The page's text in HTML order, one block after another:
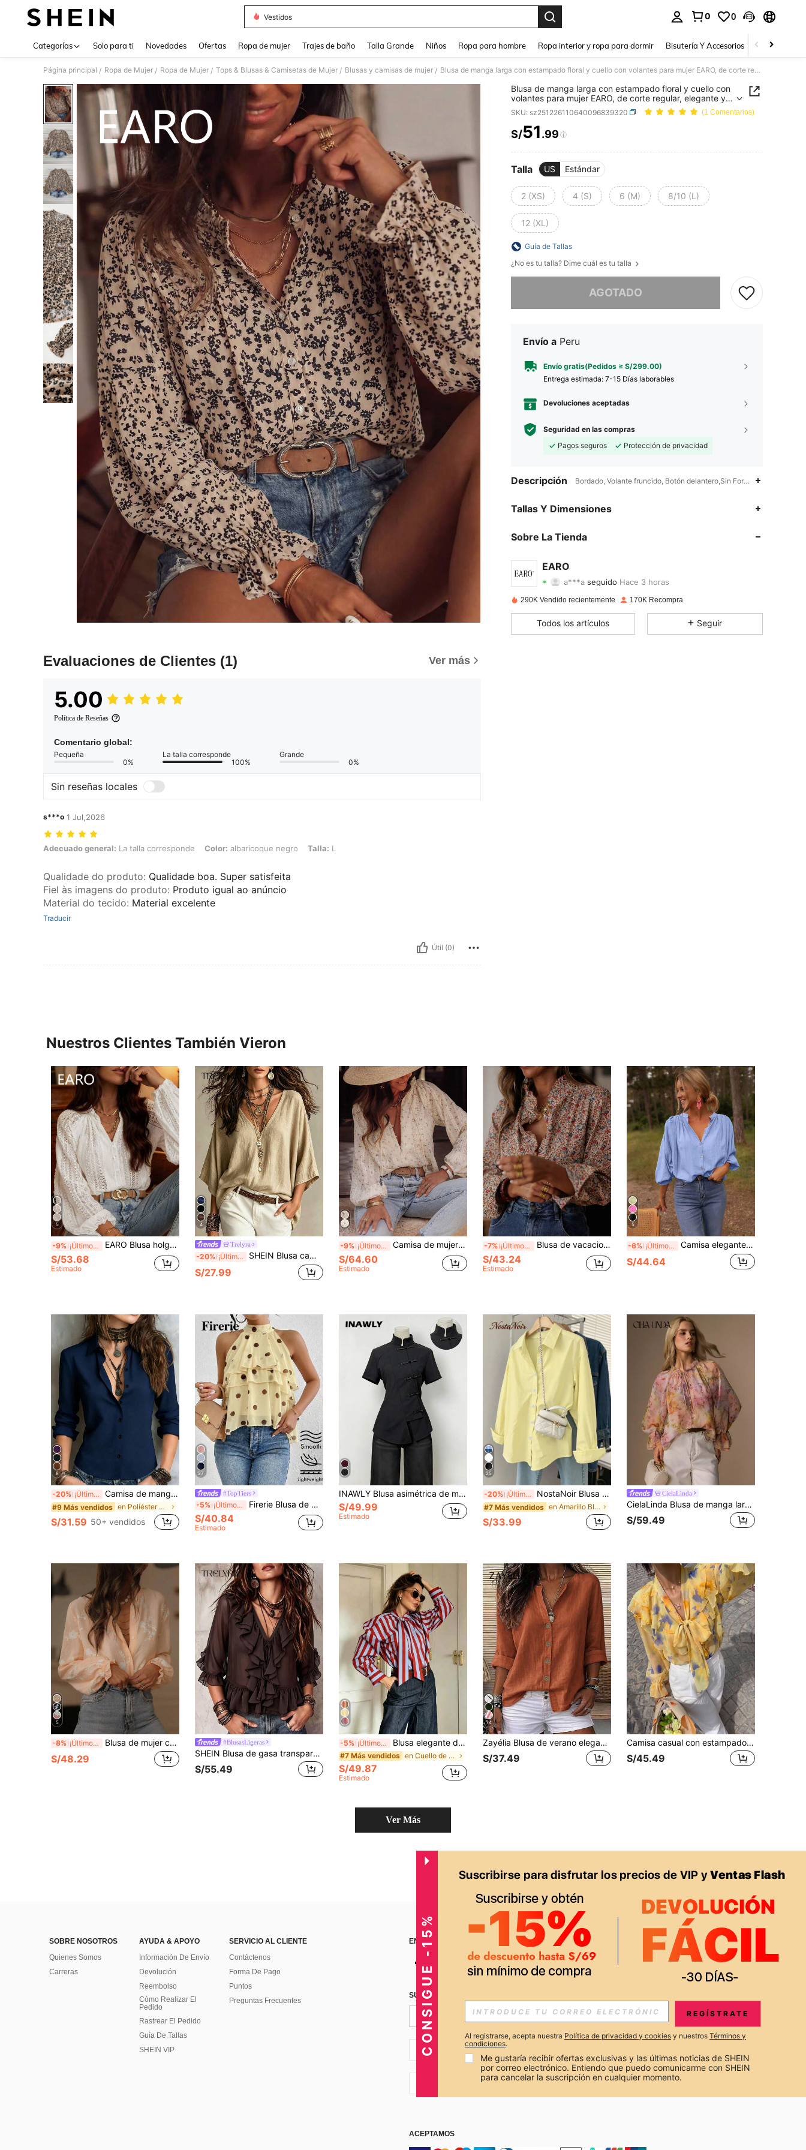
Vestidos
0 0
Categorías Solo para ti Novedades Ofertas Ropa de mujer Trajes de baño Talla Grande Niños Ropa para hombre Ropa interior y ropa para dormir Bisutería Y Accesorios Zapatos
Página principal / Ropa de Mujer / Ropa de Mujer / Tops & Blusas & Camisetas de Mujer / Blusas y camisas de mujer / Blusa de manga larga con estampado floral y cuello con volantes para mujer EARO, de corte regular, elegante y versátil para vacaciones
Evaluaciones de Clientes (1) Ver más
5.00
Política de Reseñas
Comentario global:
Pequeña
0%
La talla corresponde
100%
Grande
0%
Sin reseñas locales
s***o 1 Jul,2026
Adecuado general: La talla corresponde, Color: albaricoque negro, Talla: L
Adecuado general: La talla corresponde Color: albaricoque negro Talla: L
Qualidade do produto: Qualidade boa. Super satisfeita
Fiel às imagens do produto: Produto igual ao anúncio
Material do tecido: Material excelente
Traducir
Útil (0)
Blusa de manga larga con estampado floral y cuello con
volantes para mujer EARO, de corte regular, elegante y
versátil para vacaciones
SKU: sz251226110640096839320 (1 Comentarios)
PRICE AND AVAILABILITY
S/51.99
Talla US Estándar
2 (XS) 4 (S) 6 (M) 8/10 (L)
12 (XL)
Guía de Tallas
¿No es tu talla? Dime cuál es tu talla
AGOTADO
Lo sentimos, este producto está agotado.
Envío a Peru
Envío gratis(Pedidos ≥ S/299.00)
Entrega estimada: 7-15 Días laborables
Devoluciones aceptadas
Seguridad en las compras
Pagos seguros
Protección de privacidad
Descripción Bordado, Volante fruncido, Botón delantero,Sin Forro,Estampado
Tallas Y Dimensiones
Sobre La Tienda
EARO
4.86 Calificación 258Artículos
4.86 258 57K
290K Vendido recientemente 170K Recompra
Todos los artículos Seguir
Nuestros Clientes También Vieron
5
-9% ¡Últimos 3 días EARO Blusa holgada de mujer con cuello en V semitransparente y manga larga con diseño calado, de estilo francés y de un solo abotonadura, elegante y versátil para primavera/verano, color blanco
S/53.68
Estimado
4
Trelyra
-20% ¡Últimos 3 días SHEIN Blusa camisa de lino holgada cómoda casual simple para mujer
S/27.99
-9% ¡Últimos 3 días Camisa de mujer nueva de otoño EARO, diseño de cuello en V con estampado floral, blusa holgada de manga larga casual para vacaciones de primavera
S/64.60
Estimado
-7% ¡Últimos 3 días Blusa de vacaciones elegante y casual con estampado floral diminuto, cuello con volantes, manga larga para primavera
S/43.24
Estimado
5
-6% ¡Últimos 3 días Camisa elegante de mujer con botones y mangas acampanadas plisadas, corte holgado, tela de poliéster, diseño de moda casual, top de primavera/verano, diseño de cuello clásico
S/44.64
8
-20% ¡Últimos 3 días Camisa de manga larga de unicolor para mujer, con diseño de cuello para mostrar un aspecto profesional y capaz, hecha de tela cómoda.
#9 Más vendidos en Poliéster Blusas De Mujer
S/31.59 50+ vendidos
27
#TopTiers
-5% ¡Últimos 3 días Firerie Blusa de gasa con cuello halter y volantes, ideal para vacaciones en la playa, vacaciones de verano, estilo tropical, ropa de resort
S/40.84
Estimado
INAWLY Blusa asimétrica de mujer con botones y cuello Mao de estilo chino retro de unicolor
S/49.99
Estimado
25
-20% ¡Últimos 3 días NostaNoir Blusa holgada de manga larga y unicolor versátil para uso casual de mujer
#7 Más vendidos en Amarillo Blusas suaves para la oficina
S/33.99
CielaLinda
CielaLinda Blusa de manga larga con estampado floral para mujer, camisa elegante y fluida, top casual femenino
S/59.49
5
-8% ¡Últimos 3 días Blusa de mujer con bordado retro, volantes en el bajo, estampado floral y de hojas, con botones, para uso diario en primavera
S/48.29
#BlusasLigeras
SHEIN Blusa de gasa transparente con cuello en V, lazo delantero, volantes y mangas acampanadas
S/55.49
-5% ¡Últimos 3 días Blusa elegante de mujer con bloques de color, rayas y lazo, estilo de celebridad de alta calle para vacaciones de otoño, blusa de mujer primavera/verano color rojo
#7 Más vendidos en Cuello de corbata Tops, blusas y camisetas de m
S/49.87
Estimado
14
Zayélia Blusa de verano elegante y sencilla de tejido suave para mujer, camisa de trabajo
S/37.49
Camisa casual con estampado floral de varias capas, adornada con volantes/fruncidos y perlas, estilo boho chic
S/45.49
Ver Más
SOBRE NOSOTROS
Quienes Somos
Carreras
AYUDA & APOYO
Información De Envío
Devolución
Reembolso
Cómo Realizar El
Pedido
Rastrear El Pedido
Guía De Tallas
SHEIN VIP
SERVICIO AL CLIENTE
Contáctenos
Forma De Pago
Puntos
Preguntas Frecuentes
ENCUÉNTRANOS EN APP
SUSCRÍBETE PARA RECIBIR OFERTAS EXCLUSIVAS, PROMOCIONES Y NOTICIAS DE SHEIN
Suscribir
PE + 51
ACEPTAMOS
CONSIGUE -15% REGÍSTRATE
Al registrarse, acepta nuestra Política de privacidad y cookies y nuestros Términos y
condiciones.
Me gustaría recibir ofertas exclusivas y las últimas noticias de SHEIN
por correo electrónico. Entiendo que puedo comunicarme con SHEIN
para cancelar la suscripción en cualquier momento.